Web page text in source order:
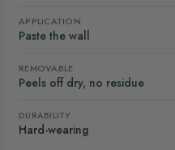
APPLICATION
Paste the wall
REMOVABLE
Peels off dry, no residue
DURABILITY
Hard-wearing